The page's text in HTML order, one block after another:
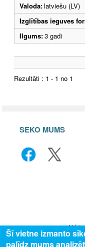
Valoda:latviešu (LV)
Izglītības ieguves
Ilgums:3 gadi
Rezultāti : 1 - 1 no 1
SEKO MUMS
Šī vietne izmanto
palīdz mums